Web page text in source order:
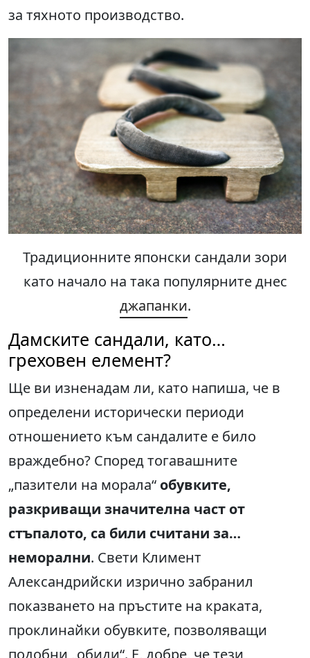
за тяхното производство.
Традиционните японски сандали зори
като начало на така популярните днес
джапанки.
Дамските сандали, като…
греховен елемент?
Ще ви изненадам ли, като напиша, че в
определени исторически периоди
отношението към сандалите е било
враждебно? Според тогавашните
„пазители на морала“ обувките,
разкриващи значителна част от
стъпалото, са били считани за…
неморални. Свети Климент
Александрийски изрично забранил
показването на пръстите на краката,
проклинайки обувките, позволяващи
подобни „обиди“. Е, добре, че тези